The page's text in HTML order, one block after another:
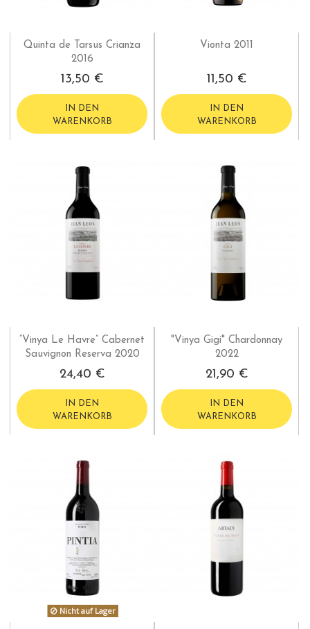
Quinta de Tarsus Crianza
2016
13,50 €
IN DEN
WARENKORB
Vionta 2011
11,50 €
IN DEN
WARENKORB
“Vinya Le Havre” Cabernet
Sauvignon Reserva 2020
24,40 €
IN DEN
WARENKORB
"Vinya Gigi" Chardonnay
2022
21,90 €
IN DEN
WARENKORB
Nicht auf Lager